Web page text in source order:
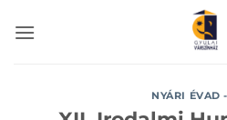
NYÁRI ÉVAD